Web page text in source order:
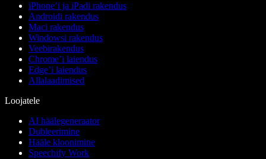
iPhone’i ja iPadi rakendus
Androidi rakendus
Maci rakendus
Windowsi rakendus
Veebirakendus
Chrome’i laiendus
Edge’i laiendus
Allalaadimised
Loojatele
AI häälegeneraator
Dubleerimine
Hääle kloonimine
Speechify Work